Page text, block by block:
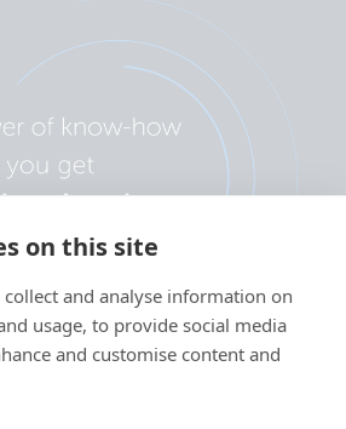
on this site
collect and analyse information on
usage, to provide social media
and customise content and